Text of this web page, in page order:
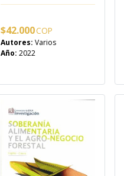
$42.000
Autores: Varios
Año:2022